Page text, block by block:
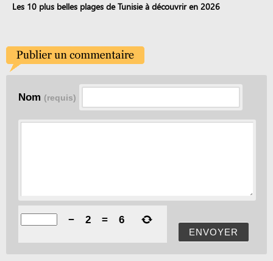
Les 10 plus belles plages de Tunisie à découvrir en 2026
Nom (requis)
ENVOYER
− 2 = 6